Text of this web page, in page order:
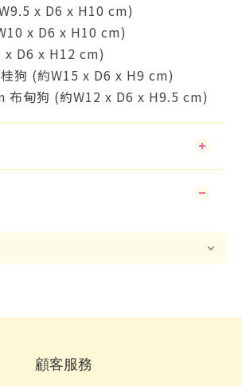
x D6 x H10 cm)
x D6 x H10 cm)
D6 x H12 cm)
狗 (約W15 x D6 x H9 cm)
甸狗 (約W12 x D6 x H9.5 cm)
顧客服務